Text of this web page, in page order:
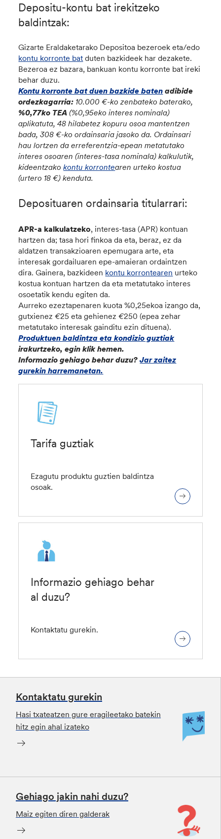
Depositu-kontu bat irekitzeko
baldintzak:
Gizarte Eraldaketarako Depositoa bezeroek eta/edo
kontu korronte bat duten bazkideek har dezakete.
Bezeroa ez bazara, bankuan kontu korronte bat ireki
behar duzu.
Kontu korronte bat duen bazkide baten adibide
ordezkagarria: 10.000 €-ko zenbateko baterako,
%0,77ko TEA(%0,95eko interes nominala)
aplikatuta, 48 hilabetez kopuru osoa mantentzen
bada, 308 €-ko ordainsaria jasoko da. Ordainsari
hau lortzen da erreferentzia-epean metatutako
interes osoaren (interes-tasa nominala) kalkulutik,
kideentzakokontu korrontearen urteko kostua
(urtero 18 €) kenduta.
Deposituaren ordainsaria titularrari:
APR-a kalkulatzeko, interes-tasa (APR) kontuan
hartzen da; tasa hori finkoa da eta, beraz, ez da
aldatzen transakzioaren epemugara arte, eta
interesak gordailuaren epe-amaieran ordaintzen
dira. Gainera, bazkideen kontu korrontearen urteko
kostua kontuan hartzen da eta metatutako interes
osoetatik kendu egiten da.
Aurreko ezeztapenaren kuota%0,25ekoa izango da,
gutxienez€25 eta gehienez€250 (epea zehar
metatutako interesak gainditu ezin dituena).
Produktuen baldintza eta kondizio guztiak
irakurtzeko, egin klik hemen.
Informazio gehiago behar duzu?Jar zaitez
gurekin harremanetan.
Tarifa guztiak
Ezagutu produktu guztien baldintza
osoak.
Informazio gehiago behar
al duzu?
Kontaktatu gurekin.
Kontaktatu gurekin
Hasi txateatzen gure eragileetako batekin
hitz egin ahal izateko
Gehiago jakin nahi duzu?
Maiz egiten diren galderak